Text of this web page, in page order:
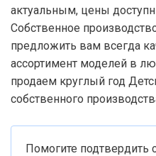
актуальным, цены
Собственное
предложить вам всегда
ассортимент моделей в
продаем круглый год
собственного
Помогите подтвердить